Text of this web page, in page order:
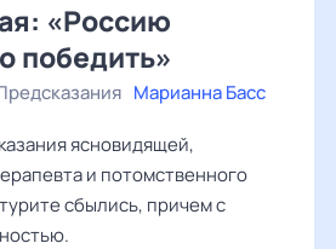
«Россию
победить»
Марианна Басс
ясновидящей,
и потомственного
сбылись, причем с